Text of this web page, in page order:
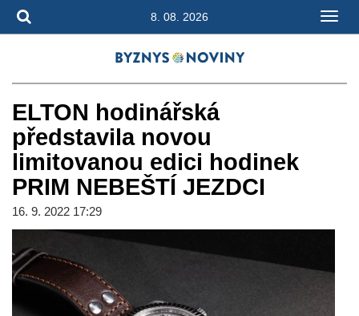
8. 08. 2026
ELTON hodinářská
představila novou
limitovanou edici hodinek
PRIM NEBEŠTÍ JEZDCI
16. 9. 2022 17:29